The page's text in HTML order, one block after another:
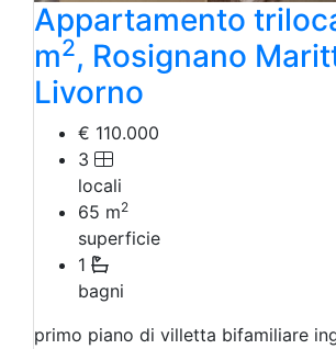
Appartamento
m2, Rosignano
Livorno
€ 110.000
3
locali
65 m2
superficie
1
bagni
primo piano di villetta bifamiliare